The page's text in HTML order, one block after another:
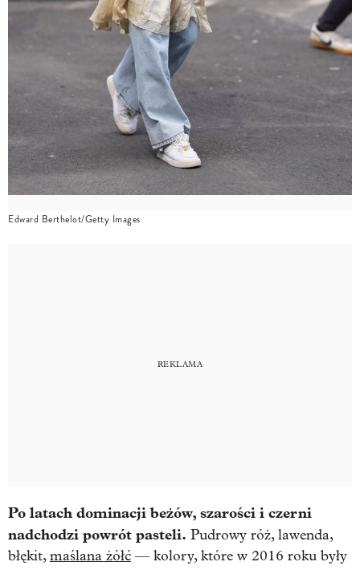
Edward Berthelot/Getty Images
Po latach dominacji beżów, szarości i czerni
nadchodzi powrót pasteli. Pudrowy róż, lawenda,
błękit,maślana żółć — kolory, które w 2016 roku były